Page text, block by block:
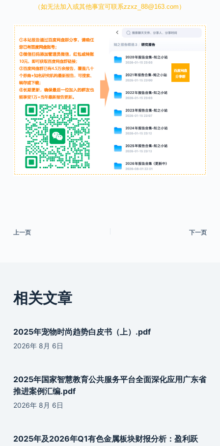
（如无法加入或其他事宜可联系zzxz_88@163.com）
上一页 下一页
相关文章
2025年宠物时尚趋势白皮书（上）.pdf
2026年 8月 6日
2025年国家智慧教育公共服务平台全面深化应用广东省
推进案例汇编.pdf
2026年 8月 6日
2025年及2026年Q1有色金属板块财报分析：盈利跃